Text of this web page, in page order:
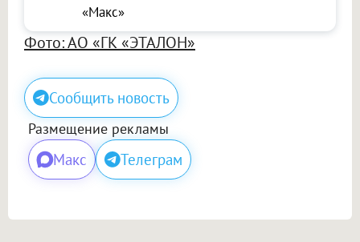
«Макс»
Фото: АО «ГК «ЭТАЛОН»
Сообщить новость
Размещение рекламы
Макс Телеграм